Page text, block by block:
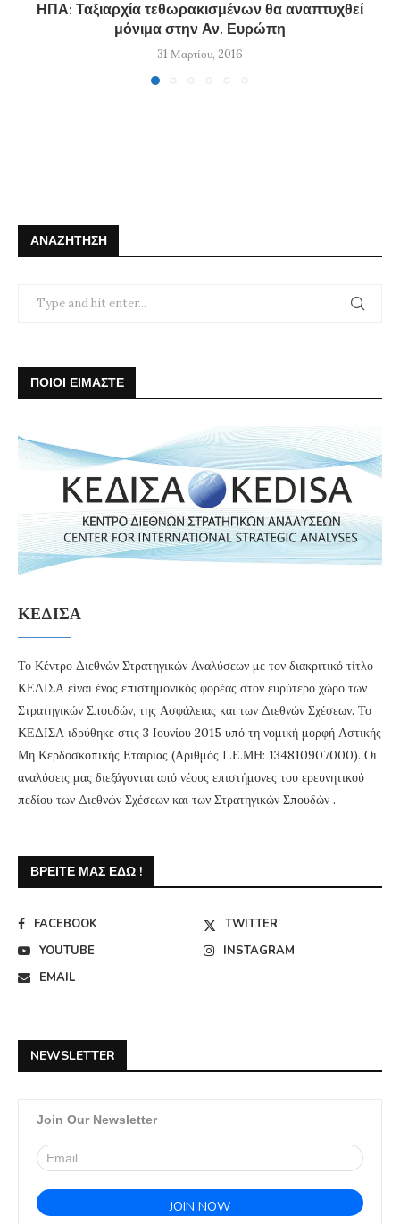
ΗΠΑ: Ταξιαρχία τεθωρακισμένων θα αναπτυχθεί
μόνιμα στην Αν. Ευρώπη
31 Μαρτίου, 2016
ΑΝΑΖΉΤΗΣΗ
ΠΟΙΟΙ ΕΙΜΑΣΤΕ
ΚΕΔΙΣΑ
Το Κέντρο Διεθνών Στρατηγικών Αναλύσεων με τον διακριτικό τίτλο
ΚΕΔΙΣΑ είναι ένας επιστημονικός φορέας στον ευρύτερο χώρο των
Στρατηγικών Σπουδών, της Ασφάλειας και των Διεθνών Σχέσεων. Το
ΚΕΔΙΣΑ ιδρύθηκε στις 3 Ιουνίου 2015 υπό τη νομική μορφή Αστικής
Μη Κερδοσκοπικής Εταιρίας (Αριθμός Γ.Ε.ΜΗ: 134810907000). Οι
αναλύσεις μας διεξάγονται από νέους επιστήμονες του ερευνητικού
πεδίου των Διεθνών Σχέσεων και των Στρατηγικών Σπουδών .
ΒΡΕΊΤΕ ΜΑΣ ΕΔΏ !
FACEBOOK
TWITTER
YOUTUBE
INSTAGRAM
EMAIL
NEWSLETTER
Join Our Newsletter